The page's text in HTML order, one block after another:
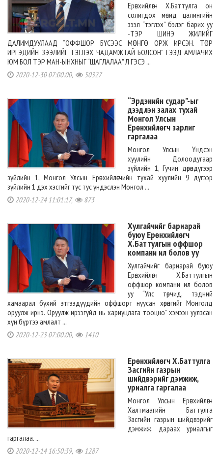
Ерөнхийлөгч Х.Баттулга он
солигдох мөчид цалингийн
зээл “тэглэх” бэлэг барих уу
-ТЭР ШИНЭ ЖИЛИЙГ
ДАЛИМДУУЛААД “ОФФШОР БҮСЭЭС МӨНГӨ ОРЖ ИРСЭН. ТӨР
ИРГЭДИЙН ЗЭЭЛИЙГ ТЭГЛЭХ ЧАДАМЖТАЙ БОЛСОН” ГЭЭД АМЛАЧИХ
ЮМ БОЛ ТЭР МАН-ЫНХНЫГ “ШАГЛАЛАА” Л ГЭСЭ ...
2020-12-30 07:00:00, 50327
“Эрдэнийн судар”-ыг
дээдлэн залах тухай
Монгол Улсын
Ерөнхийлөгч зарлиг
гаргалаа
Монгол Улсын Үндсэн
хуулийн Долоодугаар
зүйлийн 1, Гучин дөрөвдүгээр
зүйлийн 1, Монгол Улсын Ерөнхийлөгчийн тухай хуулийн 9 дүгээр
зүйлийн 1 дэх хэсгийг тус тус үндэслэн Монгол ...
2020-12-24 11:01:17, 873
Хулгайчийг бариарай
буюу Ерөнхийлөгч
Х.Баттулгын оффшор
компани ил болов уу
Хулгайчийг бариарай буюу
Ерөнхийлөгч Х.Баттулгын
оффшор компани ил болов
уу “Улс төрчид, тэдний
хамаарал бүхий этгээдүүдийн оффшорт нуусан хөрөнгийг Монголд
оруулж ирнэ. Оруулж ирээгүйд нь хариуцлага тооцно” хэмээн уулзсан
хүн бүртээ амлалт ...
2020-12-23 07:00:00, 1410
Ерөнхийлөгч Х.Баттулга
Засгийн газрын
шийдвэрийг дэмжиж,
уриалга гаргалаа
Монгол Улсын Ерөнхийлөгч
Халтмаагийн Баттулга
Засгийн газрын шийдвэрийг
дэмжиж, дараах уриалгыг
гаргалаа. ...
2020-12-14 16:50:39, 1287